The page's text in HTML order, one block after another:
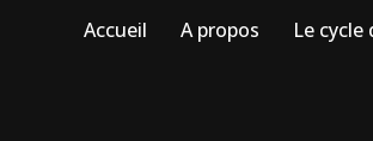
Accueil A propos Le cycle